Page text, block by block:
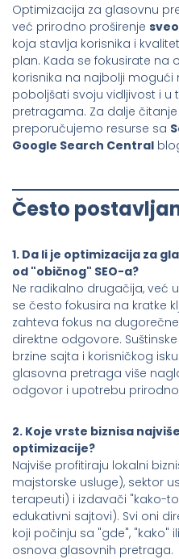
Optimizacija za glasovnu
već prirodno proširenje
koja stavlja korisnika i
plan. Kada se fokusirate na
korisnika na najbolji
poboljšati svoju vidljivost i u
pretragama. Za dalje
preporučujemo resurse sa
Google Search Central
Često
1. Da li je optimizacija za
od "običnog" SEO-a?
Ne radikalno drugačija, već
se često fokusira na kratke
zahteva fokus na
direktne odgovore.
brzine sajta i korisničkog
glasovna pretraga više
odgovor i upotrebu
2. Koje vrste biznisa
optimizacije?
Najviše profitiraju lokalni
majstorske usluge), sektor
terapeuti) i izdavači "kako-
edukativni sajtovi). Svi oni
koji počinju sa "gde", "kako"
osnova glasovnih pretraga.